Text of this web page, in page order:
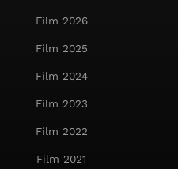
Film 2026
Film 2025
Film 2024
Film 2023
Film 2022
Film 2021